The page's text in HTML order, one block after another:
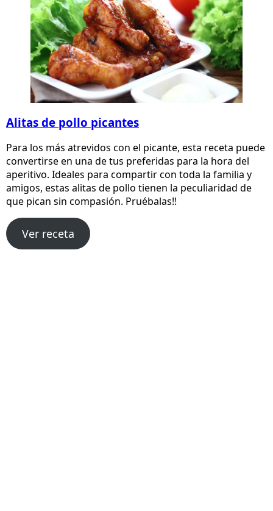
Alitas de pollo picantes
Para los más atrevidos con el picante, esta receta puede
convertirse en una de tus preferidas para la hora del
aperitivo. Ideales para compartir con toda la familia y
amigos, estas alitas de pollo tienen la peculiaridad de
que pican sin compasión. Pruébalas!!
Ver receta